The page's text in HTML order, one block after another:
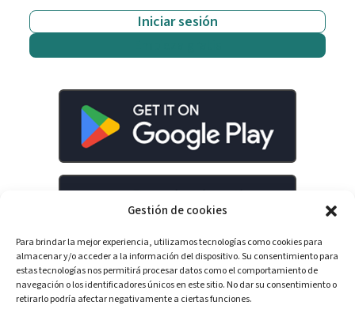
Gestión de cookies
Para brindar la mejor experiencia, utilizamos tecnologías como cookies para
almacenar y/o acceder a la información del dispositivo. Su consentimiento para
estas tecnologías nos permitirá procesar datos como el comportamiento de
navegación o los identificadores únicos en este sitio. No dar su consentimiento o
retirarlo podría afectar negativamente a ciertas funciones.
Iniciar sesión